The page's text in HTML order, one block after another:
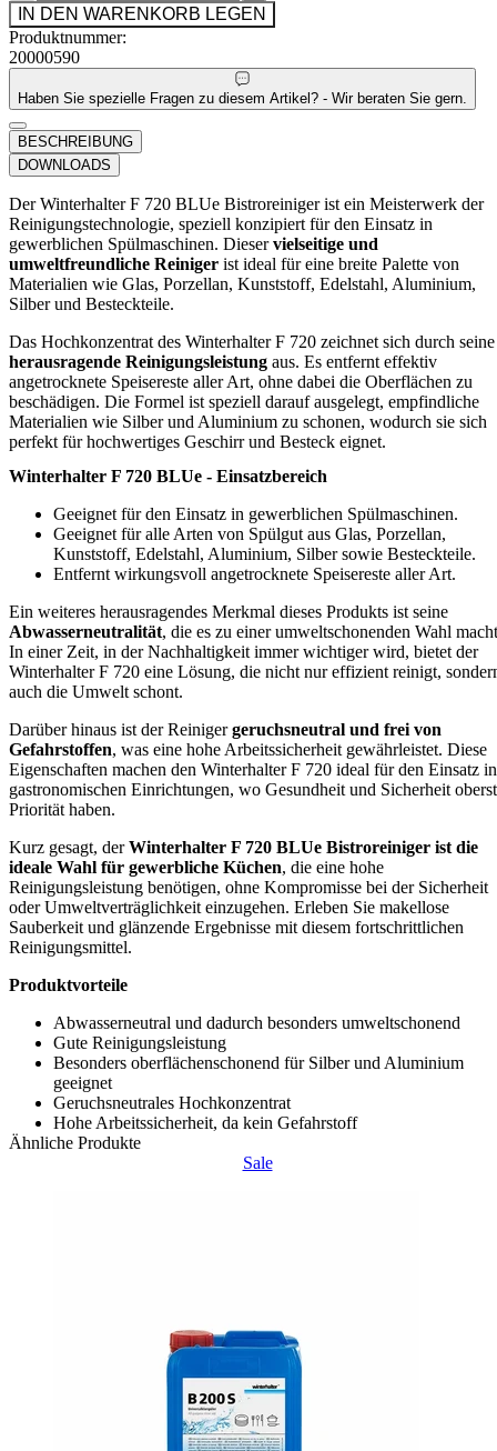
IN DEN WARENKORB LEGEN
Produktnummer:
20000590
Haben Sie spezielle Fragen zu diesem Artikel? - Wir beraten Sie gern.
BESCHREIBUNG
DOWNLOADS
Der Winterhalter F 720 BLUe Bistroreiniger ist ein Meisterwerk der
Reinigungstechnologie, speziell konzipiert für den Einsatz in
gewerblichen Spülmaschinen. Dieservielseitige und
umweltfreundliche Reiniger ist ideal für eine breite Palette von
Materialien wie Glas, Porzellan, Kunststoff, Edelstahl, Aluminium,
Silber und Besteckteile.
Das Hochkonzentrat des Winterhalter F 720 zeichnet sich durch seine
herausragende Reinigungsleistung aus. Es entfernt effektiv
angetrocknete Speisereste aller Art, ohne dabei die Oberflächen zu
beschädigen. Die Formel ist speziell darauf ausgelegt, empfindliche
Materialien wie Silber und Aluminium zu schonen, wodurch sie sich
perfekt für hochwertiges Geschirr und Besteck eignet.
Winterhalter F 720 BLUe - Einsatzbereich
Geeignet für den Einsatz in gewerblichen Spülmaschinen.
Geeignet für alle Arten von Spülgut aus Glas, Porzellan,
Kunststoff, Edelstahl, Aluminium, Silber sowie Besteckteile.
Entfernt wirkungsvoll angetrocknete Speisereste aller Art.
Ein weiteres herausragendes Merkmal dieses Produkts ist seine
Abwasserneutralität, die es zu einer umweltschonenden Wahl
In einer Zeit, in der Nachhaltigkeit immer wichtiger wird, bietet der
Winterhalter F 720 eine Lösung, die nicht nur effizient reinigt,
auch die Umwelt schont.
Darüber hinaus ist der Reinigergeruchsneutral und frei von
Gefahrstoffen, was eine hohe Arbeitssicherheit gewährleistet. Diese
Eigenschaften machen den Winterhalter F 720 ideal für den Einsatz in
gastronomischen Einrichtungen, wo Gesundheit und Sicherheit
Priorität haben.
Kurz gesagt, derWinterhalter F 720 BLUe Bistroreiniger ist die
ideale Wahl für gewerbliche Küchen, die eine hohe
Reinigungsleistung benötigen, ohne Kompromisse bei der Sicherheit
oder Umweltverträglichkeit einzugehen. Erleben Sie makellose
Sauberkeit und glänzende Ergebnisse mit diesem fortschrittlichen
Reinigungsmittel.
Produktvorteile
Abwasserneutral und dadurch besonders umweltschonend
Gute Reinigungsleistung
Besonders oberflächenschonend für Silber und Aluminium
geeignet
Geruchsneutrales Hochkonzentrat
Hohe Arbeitssicherheit, da kein Gefahrstoff
Ähnliche Produkte
Sale